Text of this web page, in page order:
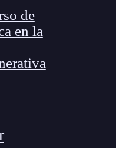
de
en la